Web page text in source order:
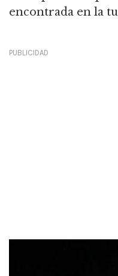
encontrada en la
PUBLICIDAD